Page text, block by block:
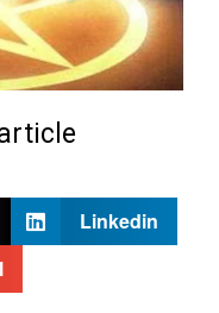
Linkedin